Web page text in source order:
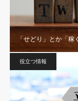
「せどり」とか「
役立つ情報